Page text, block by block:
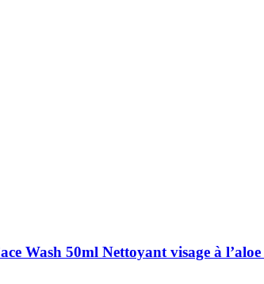
Wash 50ml Nettoyant visage à